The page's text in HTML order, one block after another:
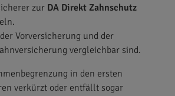
zur DA Direkt Zahnschutz
Vorversicherung und der
vergleichbar sind.
in den ersten
verkürzt oder entfällt sogar